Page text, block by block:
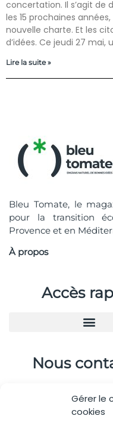
Gérer le
cookies
concertation. Il s’agit de
les 15 prochaines
nouvelle charte. Et les
d’idées. Ce jeudi 27
Lire la suite »
Bleu Tomate, le
pour la transition
Provence et en
À propos
Accès
Nous